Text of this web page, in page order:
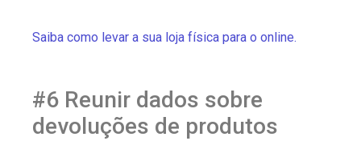
Saiba como levar a sua loja física para o online.
#6 Reunir dados sobre
devoluções de produtos